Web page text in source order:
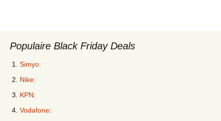
Populaire Black Friday Deals
Simyo:
Nike:
KPN:
Vodafone: